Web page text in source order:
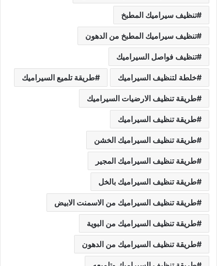
تنظيف سيراميك المطبخ
تنظيف سيراميك المطبخ من الدهون
تنظيف فواصل السيراميك
خلطة لتنظيف السيراميك طريقة تلميع السيراميك
طريقة تنظيف الارضيات السيراميك
طريقة تنظيف السيراميك
طريقة تنظيف السيراميك الخشن
طريقة تنظيف السيراميك المجير
طريقة تنظيف السيراميك بالخل
طريقة تنظيف السيراميك من الاسمنت الابيض
طريقة تنظيف السيراميك من البوية
طريقة تنظيف السيراميك من الدهون